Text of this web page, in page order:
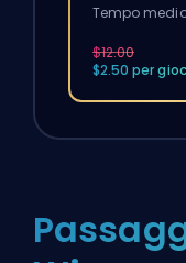
Tempo
$12.00
$2.50 per